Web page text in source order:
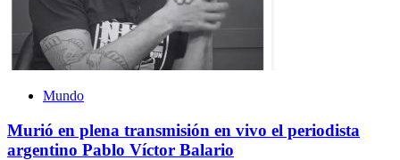
Mundo
Murió en plena transmisión en vivo el periodista
argentino Pablo Víctor Balario